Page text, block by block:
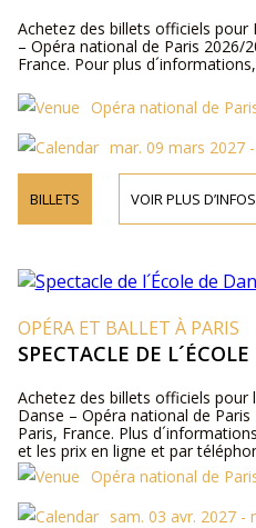
Achetez des billets officiels pour
– Opéra national de Paris 2026/
France. Pour plus
Opéra national de
mar. 09 mars 2027
BILLETS VOIR PLUS D’INFOS
OPÉRA ET BALLET À PARIS
SPECTACLE DE
Achetez des billets officiels pour
Danse – Opéra national de
Paris, France. Plus
et les prix en ligne et par
Opéra national de
sam. 03 avr. 2027 -